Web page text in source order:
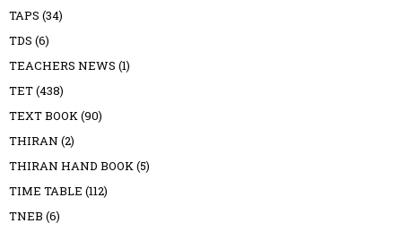
TAPS (34)
TDS (6)
TEACHERS NEWS (1)
TET(438)
TEXT BOOK(90)
THIRAN (2)
THIRAN HAND BOOK(5)
TIME TABLE (112)
TNEB (6)